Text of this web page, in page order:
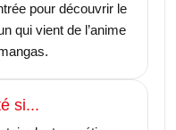
pour découvrir le
qui vient de l’anime
si...